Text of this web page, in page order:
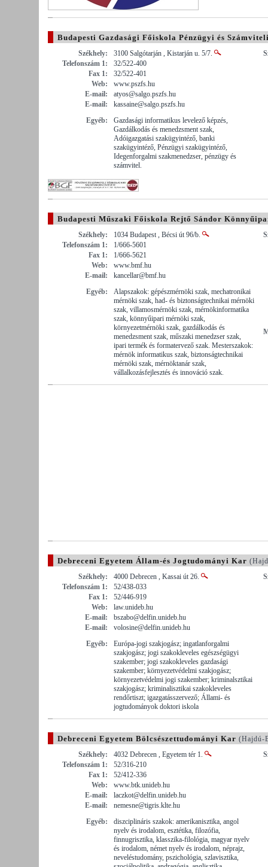
Budapesti Gazdasági Főiskola Pénzügyi és
Székhely:
3100 Salgótarján , Kistarján u. 5/7.
Telefonszám 1:
32/522-400
Fax 1:
32/522-401
Web:
www.pszfs.hu
E-mail:
atyos@salgo.pszfs.hu
E-mail:
kassaine@salgo.pszfs.hu
Egyéb:
Gazdasági informatikus levelező képzés,
Gazdálkodás és menedzsment szak,
Adóigazgatási szakügyintéző, banki
szakügyintéző, Pénzügyi szakügyintéző,
Idegenforgalmi szakmenedzser, pénzügy és
számvitel.
Budapesti Műszaki Főiskola Rejtő Sándor
Székhely:
1034 Budapest , Bécsi út 96/b.
Telefonszám 1:
1/666-5601
Fax 1:
1/666-5621
Web:
www.bmf.hu
E-mail:
kancellar@bmf.hu
Egyéb:
Alapszakok: gépészmérnöki szak, mechatronikai
mérnöki szak, had- és biztonságtechnikai mérnöki
szak, villamosmérnöki szak, mérnökinformatika
szak, könnyűipari mérnöki szak,
környezetmérnöki szak, gazdálkodás és
menedzsment szak, műszaki menedzser szak,
ipari termék és formatervező szak. Mesterszakok:
mérnök informatikus szak, biztonságtechnikai
mérnöki szak, mérnöktanár szak,
vállalkozásfejlesztés és innováció szak.
Debreceni Egyetem Állam-és Jogtudományi Kar
Székhely:
4000 Debrecen , Kassai út 26.
Telefonszám 1:
52/438-033
Fax 1:
52/446-919
Web:
law.unideb.hu
E-mail:
bszabo@delfin.unideb.hu
E-mail:
volosine@delfin.unideb.hu
Egyéb:
Európa-jogi szakjogász; ingatlanforgalmi
szakjogász; jogi szakokleveles egészségügyi
szakember; jogi szakokleveles gazdasági
szakember; környezetvédelmi szakjogász;
környezetvédelmi jogi szakember; kriminalsztikai
szakjogász; kriminalisztikai szakokleveles
rendőrtiszt; igazgatásszervező; Állami- és
jogtudományok doktori iskola
Debreceni Egyetem Bölcsészettudományi Kar (Hajdú-
Székhely:
4032 Debrecen , Egyetem tér 1.
Telefonszám 1:
52/316-210
Fax 1:
52/412-336
Web:
www.btk.unideb.hu
E-mail:
laczkot@delfin.unideb.hu
E-mail:
nemesne@tigris.klte.hu
Egyéb:
diszciplináris szakok: amerikanisztika, angol
nyelv és irodalom, esztétika, filozófia,
finnugrisztika, klasszika-filológia, magyar nyelv
és irodalom, német nyelv és irodalom, néprajz,
neveléstudomány, pszichológia, szlavisztika,